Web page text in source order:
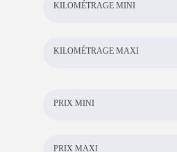
KILOMÉTRAGE MINI
KILOMÉTRAGE MAXI
PRIX MINI
PRIX MAXI